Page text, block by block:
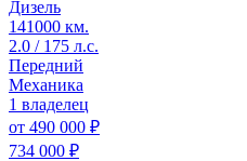
Дизель
141000 км.
2.0 / 175 л.с.
Передний
Механика
1 владелец
от 490 000 ₽
734 000 ₽